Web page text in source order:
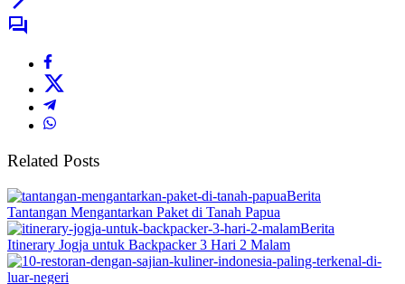
Related Posts
Berita
Tantangan Mengantarkan Paket di Tanah Papua
Berita
Itinerary Jogja untuk Backpacker 3 Hari 2 Malam